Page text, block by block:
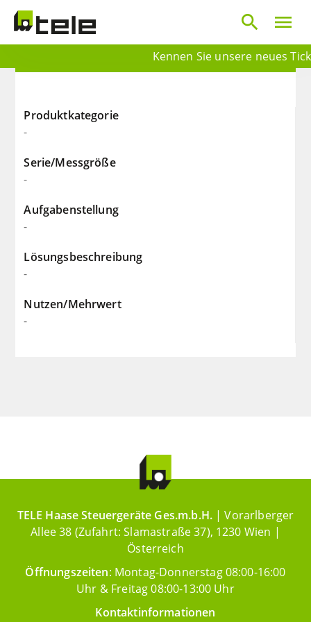
Kennen Sie unsere neues
menu
search
Produktkategorie
-
Serie/Messgröße
-
Aufgabenstellung
-
Lösungsbeschreibung
-
Nutzen/Mehrwert
-
TELE Haase Steuergeräte Ges.m.b.H. | Vorarlberger
Allee 38 (Zufahrt: Slamastraße 37), 1230 Wien |
Österreich
Öffnungszeiten: Montag-Donnerstag 08:00-16:00
Uhr & Freitag 08:00-13:00 Uhr
Kontaktinformationen